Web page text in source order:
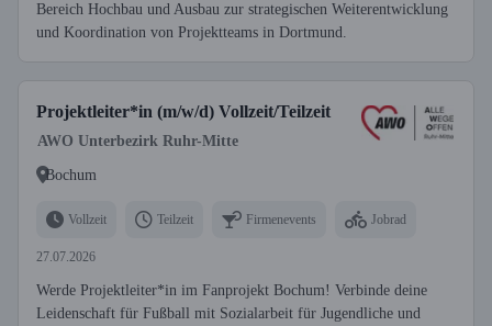
Bereich Hochbau und Ausbau zur strategischen Weiterentwicklung
und Koordination von Projektteams in Dortmund.
Projektleiter*in (m/w/d) Vollzeit/Teilzeit
AWO Unterbezirk Ruhr-Mitte
Bochum
Vollzeit Teilzeit Firmenevents Jobrad
27.07.2026
Werde Projektleiter*in im Fanprojekt Bochum! Verbinde deine
Leidenschaft für Fußball mit Sozialarbeit für Jugendliche und